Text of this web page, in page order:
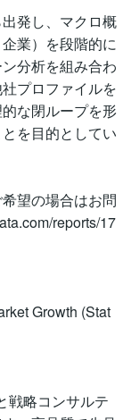
発し、マクロ概
業）を段階的に
分析を組み合わ
プロファイルを
な閉ループを形
を目的としてい
望の場合はお問
reports/17
Growth (Stat
戦略コンサルテ